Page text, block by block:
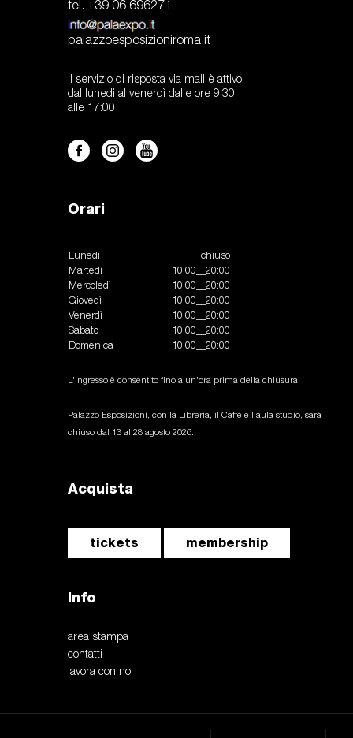
tel. +39 06 696271
palazzoesposizioniroma.it
Il servizio di risposta via mail è attivo
dal lunedi al venerdì dalle ore 9:30
alle 17:00
Orari
Lunedì
chiuso
Martedì
10:00__20:00
Mercoledì
10:00__20:00
Giovedì
10:00__20:00
Venerdì
10:00__20:00
Sabato
10:00__20:00
Domenica
10:00__20:00
L'ingresso è consentito fino a un'ora prima della chiusura.
Palazzo Esposizioni, con la Libreria, il Caffè e l'aula studio, sarà
chiuso dal 13 al 28 agosto 2026.
Acquista
tickets membership
Info
area stampa
contatti
lavora con noi